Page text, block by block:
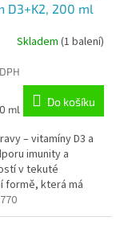
D3+K2, 200 ml
Skladem (1 balení)
ml
Do košíku
– vitamíny D3 a
imunity a
v tekuté
formě, která má
vyšší
než tablety